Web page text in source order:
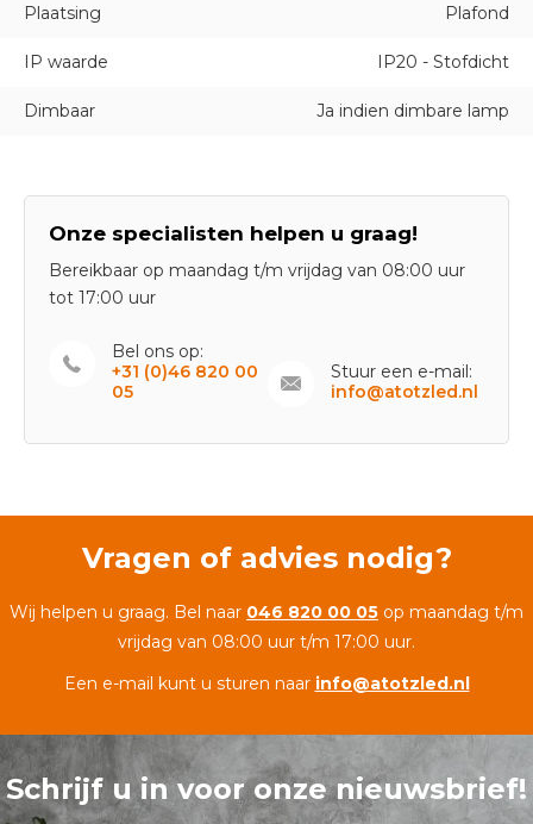
Plaatsing Plafond
IP waarde IP20 - Stofdicht
Dimbaar Ja indien dimbare lamp
Onze specialisten helpen u graag!
Bereikbaar op maandag t/m vrijdag van 08:00 uur
tot 17:00 uur
Bel ons op:
+31 (0)46 820 00
05
Stuur een e-mail:
info@atotzled.nl
Vragen of advies nodig?
Wij helpen u graag. Bel naar 046 820 00 05 op maandag t/m
vrijdag van 08:00 uur t/m 17:00 uur.
Een e-mail kunt u sturen naar info@atotzled.nl
Schrijf u in voor onze nieuwsbrief!